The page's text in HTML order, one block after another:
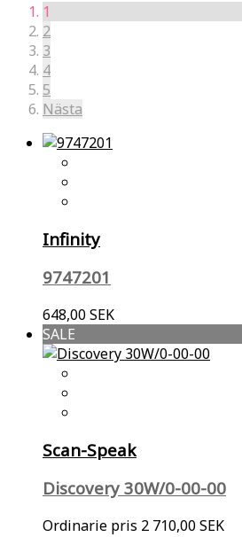
1
2
3
4
5
Nästa
Infinity
9747201
648,00 SEK
SALE
Scan-Speak
Discovery 30W/0-00-00
Ordinarie pris 2 710,00 SEK